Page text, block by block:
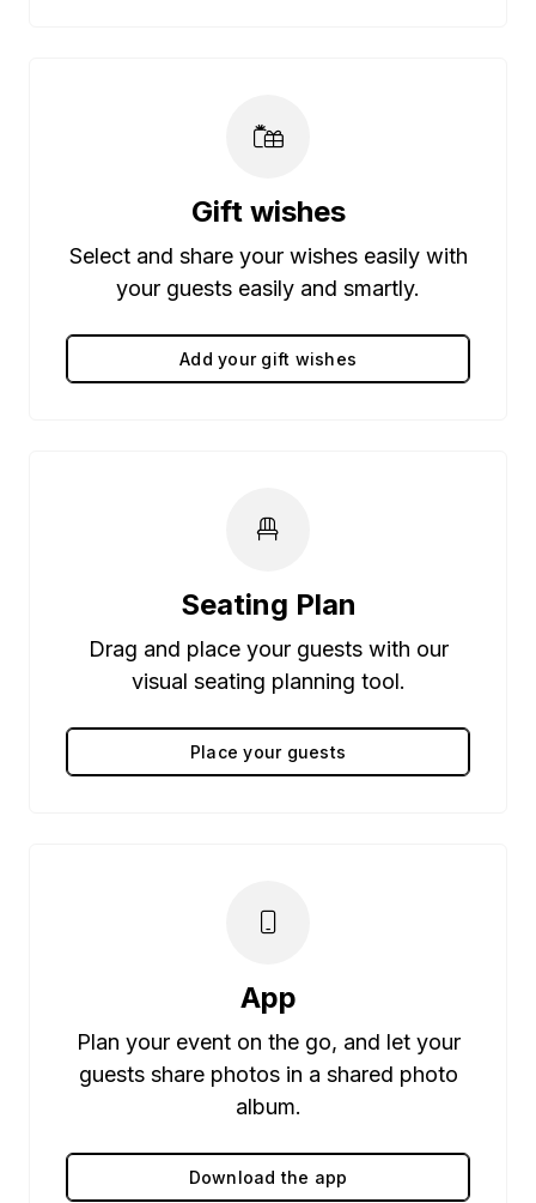
Gift wishes
Select and share your wishes easily with
your guests easily and smartly.
Add your gift wishes
Seating Plan
Drag and place your guests with our
visual seating planning tool.
Place your guests
App
Plan your event on the go, and let your
guests share photos in a shared photo
album.
Download the app